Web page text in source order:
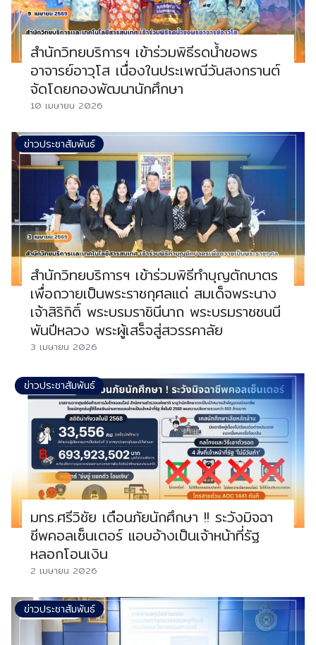
สำนักวิทยบริการฯ เข้าร่วมพิธีรดน้ำขอพร
อาจารย์อาวุโส เนื่องในประเพณีวันสงกรานต์
จัดโดยกองพัฒนานักศึกษา
10 เมษายน 2026
ข่าวประชาสัมพันธ์
สำนักวิทยบริการฯ เข้าร่วมพิธีทำบุญตักบาตร
เพื่อถวายเป็นพระราชกุศลแด่ สมเด็จพระนาง
เจ้าสิริกิติ์ พระบรมราชินีนาถ พระบรมราชชนนี
พันปีหลวง พระผู้เสร็จสู่สวรรคาลัย
3 เมษายน 2026
ข่าวประชาสัมพันธ์
มทร.ศรีวิชัย เตือนภัยนักศึกษา !! ระวังมิจฉา
ชีพคอลเซ็นเตอร์ แอบอ้างเป็นเจ้าหน้าที่รัฐ
หลอกโอนเงิน
2 เมษายน 2026
ข่าวประชาสัมพันธ์